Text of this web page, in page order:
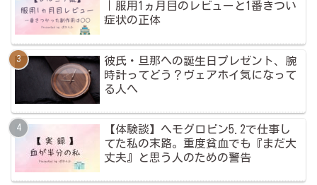
｜服用1ヵ月目のレビューと1番きつい
症状の正体
彼氏・旦那への誕生日プレゼント、腕
時計ってどう？ヴェアホイ気になって
る人へ
【体験談】ヘモグロビン5.2で仕事し
てた私の末路。重度貧血でも『まだ大
丈夫』と思う人のための警告